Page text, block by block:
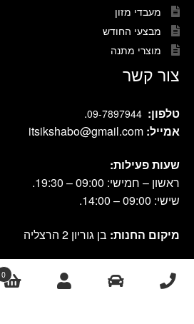
מעבדי מזון
מבצעי החודש
מוצרי מתנה
צור קשר
טלפון: 09-7897944
.
אמייל: itsikshabo@gmail.com
שעות פעילות:
ראשון – חמישי: 09:00 – 19:30.
שישי: 09:00 – 14:00.
מיקום החנות: בן גוריון 2 הרצליה
cook shop 2021 © אתר זה נבנה ועוצב על-ידי 0